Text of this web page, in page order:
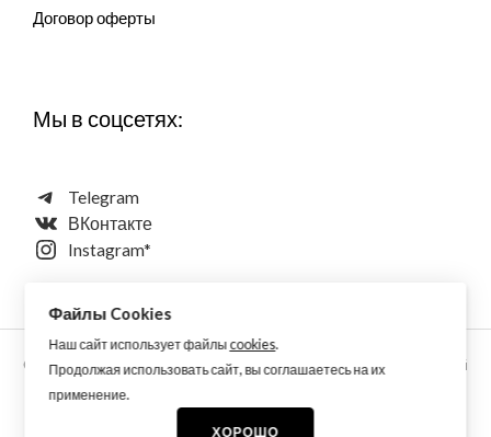
Договор оферты
Мы в соцсетях:
Telegram
ВКонтакте
Instagram*
Copyright © 2026 Aquarellewings - уникальная акварель ручной
работы по старинным технологиям из растительных,
Файлы Cookies
Наш сайт использует файлы cookies.
Продолжая использовать сайт, вы соглашаетесь на их
применение.
ХОРОШО